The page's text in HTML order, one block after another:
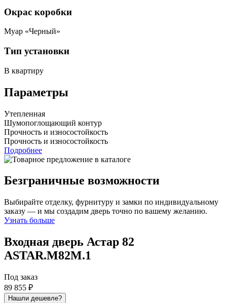
Окрас коробки
Муар «Черный»
Тип установки
В квартиру
Параметры
Утепленная
Шумопоглощающий контур
Прочность и износостойкость
Прочность и износостойкость
Подробнее
Безграничные возможности
Выбирайте отделку, фурнитуру и замки по индивидуальному
заказу — и мы создадим дверь точно по вашему желанию.
Узнать больше
Входная дверь Астар 82
ASTAR.M82M.1
Под заказ
89 855 ₽
Нашли дешевле?